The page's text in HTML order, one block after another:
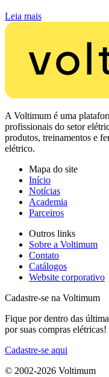
Leia mais
A Voltimum é uma
profissionais do setor
produtos, treinamentos e
elétrico.
Mapa do site
Início
Notícias
Academia
Parceiros
Outros links
Sobre a Voltimum
Contato
Catálogos
Website corporativo
Cadastre-se na Voltimum
Fique por dentro das
por suas compras elétricas!
Cadastre-se aqui
© 2002-2026 Voltimum